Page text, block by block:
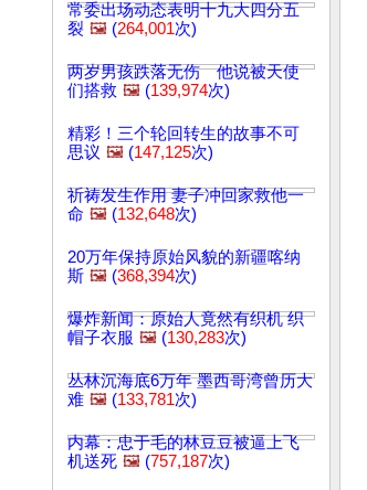
常委出场动态表明十九大四分五
裂 🖼️ (264,001次)
两岁男孩跌落无伤 他说被天使
们搭救 🖼️ (139,974次)
精彩！三个轮回转生的故事不可
思议 🖼️ (147,125次)
祈祷发生作用 妻子冲回家救他一
命 🖼️ (132,648次)
20万年保持原始风貌的新疆喀纳
斯 🖼️ (368,394次)
爆炸新闻：原始人竟然有织机 织
帽子衣服 🖼️ (130,283次)
丛林沉海底6万年 墨西哥湾曾历大
难 🖼️ (133,781次)
内幕：忠于毛的林豆豆被逼上飞
机送死 🖼️ (757,187次)